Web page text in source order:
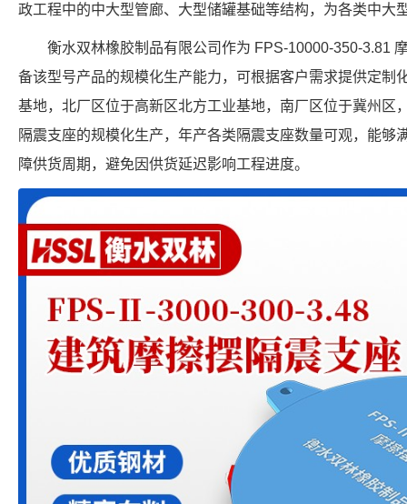
政工程中的中大型管廊、大型储罐基础等结构，为各类中大
衡水双林橡胶制品有限公司作为 FPS-10000-350-3.81
备该型号产品的规模化生产能力，可根据客户需求提供定制
基地，北厂区位于高新区北方工业基地，南厂区位于冀州区
隔震支座的规模化生产，年产各类隔震支座数量可观，能够
障供货周期，避免因供货延迟影响工程进度。